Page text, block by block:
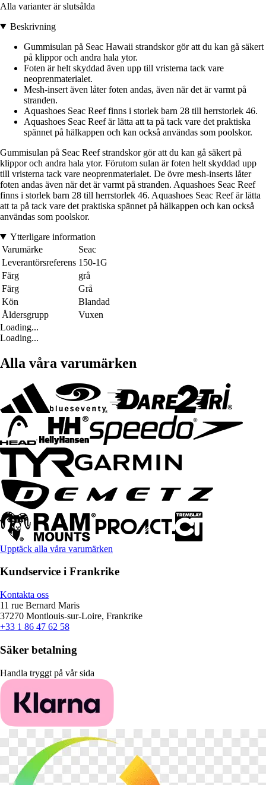
Alla varianter är slutsålda
Beskrivning
Gummisulan på Seac Hawaii strandskor gör att du kan gå säkert
på klippor och andra hala ytor.
Foten är helt skyddad även upp till vristerna tack vare
neoprenmaterialet.
Mesh-insert även låter foten andas, även när det är varmt på
stranden.
Aquashoes Seac Reef finns i storlek barn 28 till herrstorlek 46.
Aquashoes Seac Reef är lätta att ta på tack vare det praktiska
spännet på hälkappen och kan också användas som poolskor.
Gummisulan på Seac Reef strandskor gör att du kan gå säkert på
klippor och andra hala ytor. Förutom sulan är foten helt skyddad upp
till vristerna tack vare neoprenmaterialet. De övre mesh-inserts låter
foten andas även när det är varmt på stranden. Aquashoes Seac Reef
finns i storlek barn 28 till herrstorlek 46. Aquashoes Seac Reef är lätta
att ta på tack vare det praktiska spännet på hälkappen och kan också
användas som poolskor.
Ytterligare information
Varumärke
Seac
Leverantörsreferens 150-1G
Färg
grå
Färg
Grå
Kön
Blandad
Åldersgrupp
Vuxen
Loading...
Loading...
Alla våra varumärken
Upptäck alla våra varumärken
Kundservice i Frankrike
Kontakta oss
11 rue Bernard Maris
37270 Montlouis-sur-Loire, Frankrike
+33 1 86 47 62 58
Säker betalning
Handla tryggt på vår sida